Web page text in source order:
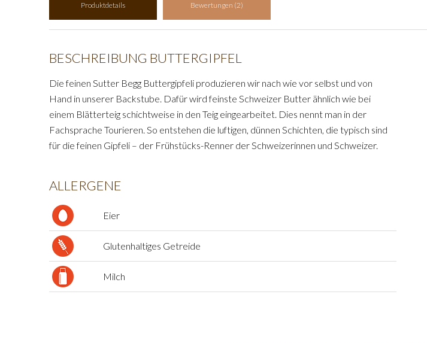
Produktdetails Bewertungen (2)
BESCHREIBUNG BUTTERGIPFEL
Die feinen Sutter Begg Buttergipfeli produzieren wir nach wie vor selbst und von
Hand in unserer Backstube. Dafür wird feinste Schweizer Butter ähnlich wie bei
einem Blätterteig schichtweise in den Teig eingearbeitet. Dies nennt man in der
Fachsprache Tourieren. So entstehen die luftigen, dünnen Schichten, die typisch sind
für die feinen Gipfeli – der Frühstücks-Renner der Schweizerinnen und Schweizer.
ALLERGENE
Eier
Glutenhaltiges Getreide
Milch